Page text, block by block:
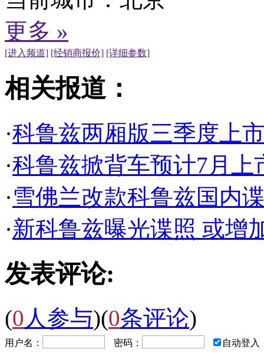
更多 »
[进入频道] [经销商报价] [详细参数]
相关报道：
·科鲁兹两厢版三季度上
·科鲁兹掀背车预计7月上
·雪佛兰改款科鲁兹国内
·新科鲁兹曝光谍照 或增
发表评论:
(0 人参与)(0条评论)
用户名： 密码： 自动登入